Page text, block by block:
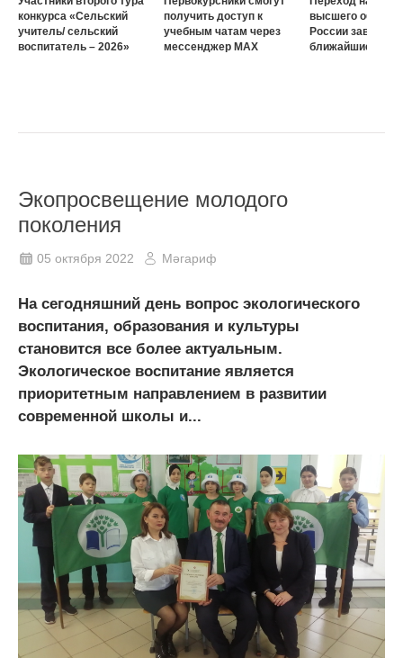
конкурса «Сельский
учитель/ сельский
воспитатель – 2026»
получить доступ к
учебным чатам через
мессенджер MAX
высшего
России
ближайшие три
Экопросвещение молодого
поколения
05 октября 2022 Мәгариф
На сегодняшний день вопрос экологического
воспитания, образования и культуры
становится все более актуальным.
Экологическое воспитание является
приоритетным направлением в развитии
современной школы и...